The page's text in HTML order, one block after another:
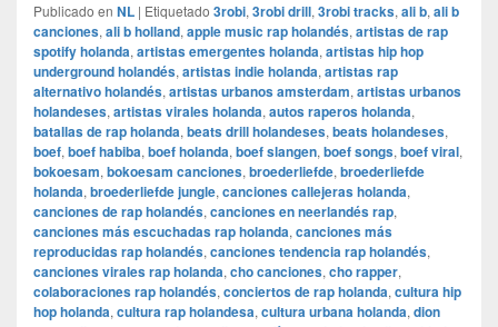
Publicado en NL | Etiquetado 3robi, 3robi drill, 3robi tracks, ali b, ali b
canciones, ali b holland, apple music rap holandés, artistas de rap
spotify holanda, artistas emergentes holanda, artistas hip hop
underground holandés, artistas indie holanda, artistas rap
alternativo holandés, artistas urbanos amsterdam, artistas urbanos
holandeses, artistas virales holanda, autos raperos holanda,
batallas de rap holanda, beats drill holandeses, beats holandeses,
boef, boef habiba, boef holanda, boef slangen, boef songs, boef viral,
bokoesam, bokoesam canciones, broederliefde, broederliefde
holanda, broederliefde jungle, canciones callejeras holanda,
canciones de rap holandés, canciones en neerlandés rap,
canciones más escuchadas rap holanda, canciones más
reproducidas rap holandés, canciones tendencia rap holandés,
canciones virales rap holanda, cho canciones, cho rapper,
colaboraciones rap holandés, conciertos de rap holanda, cultura hip
hop holanda, cultura rap holandesa, cultura urbana holanda, dion